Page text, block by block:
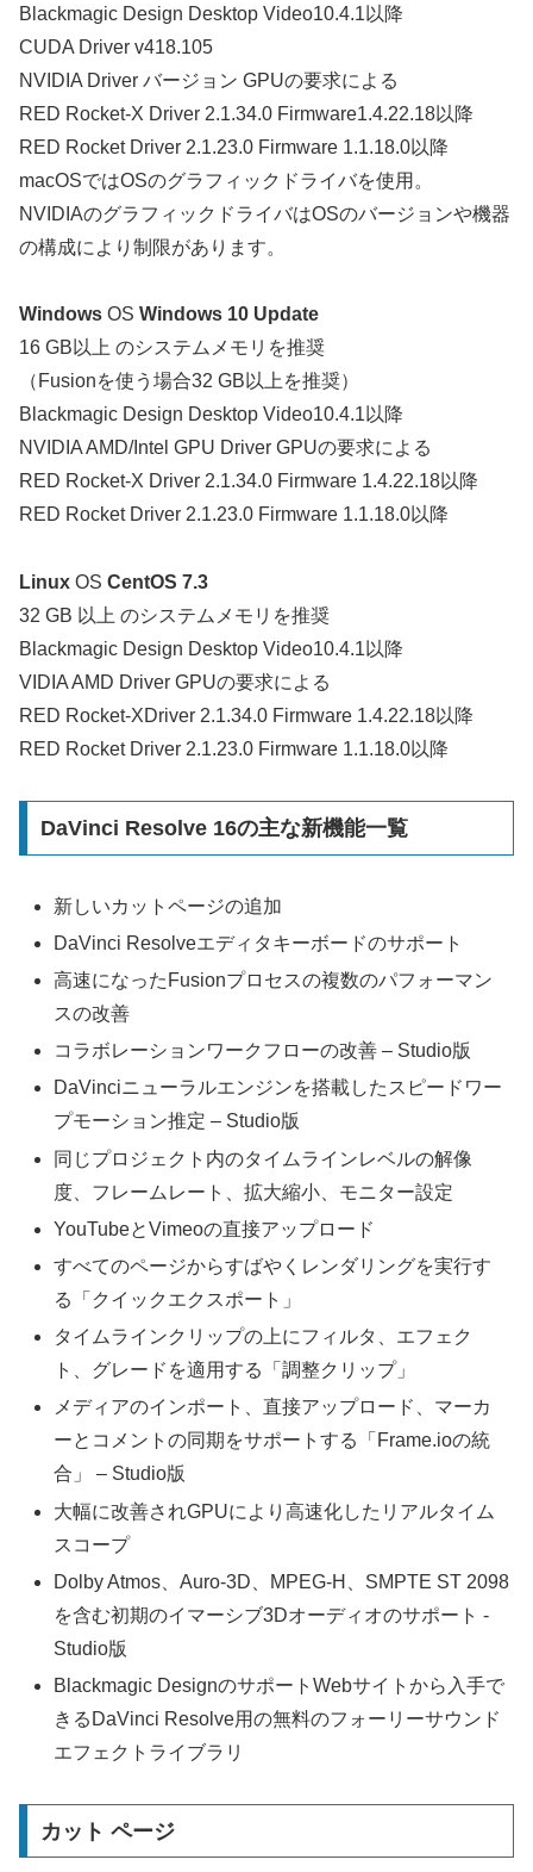
Blackmagic Design Desktop Video10.4.1以降
CUDA Driver v418.105
NVIDIA Driver バージョン GPUの要求による
RED Rocket-X Driver 2.1.34.0 Firmware1.4.22.18以降
RED Rocket Driver 2.1.23.0 Firmware 1.1.18.0以降
macOSではOSのグラフィックドライバを使用。
NVIDIAのグラフィックドライバはOSのバージョンや機器
の構成により制限があります。
Windows OS Windows 10 Update
16 GB以上 のシステムメモリを推奨
（Fusionを使う場合32 GB以上を推奨）
Blackmagic Design Desktop Video10.4.1以降
NVIDIA AMD/Intel GPU Driver GPUの要求による
RED Rocket-X Driver 2.1.34.0 Firmware 1.4.22.18以降
RED Rocket Driver 2.1.23.0 Firmware 1.1.18.0以降
Linux OS CentOS 7.3
32 GB 以上 のシステムメモリを推奨
Blackmagic Design Desktop Video10.4.1以降
VIDIA AMD Driver GPUの要求による
RED Rocket-XDriver 2.1.34.0 Firmware 1.4.22.18以降
RED Rocket Driver 2.1.23.0 Firmware 1.1.18.0以降
DaVinci Resolve 16の主な新機能一覧
新しいカットページの追加
DaVinci Resolveエディタキーボードのサポート
高速になったFusionプロセスの複数のパフォーマン
スの改善
コラボレーションワークフローの改善 – Studio版
DaVinciニューラルエンジンを搭載したスピードワー
プモーション推定 – Studio版
同じプロジェクト内のタイムラインレベルの解像
度、フレームレート、拡大縮小、モニター設定
YouTubeとVimeoの直接アップロード
すべてのページからすばやくレンダリングを実行す
る「クイックエクスポート」
タイムラインクリップの上にフィルタ、エフェク
ト、グレードを適用する「調整クリップ」
メディアのインポート、直接アップロード、マーカ
ーとコメントの同期をサポートする「Frame.ioの統
合」 – Studio版
大幅に改善されGPUにより高速化したリアルタイム
スコープ
Dolby Atmos、Auro-3D、MPEG-H、SMPTE ST 2098
を含む初期のイマーシブ3Dオーディオのサポート -
Studio版
Blackmagic DesignのサポートWebサイトから入手で
きるDaVinci Resolve用の無料のフォーリーサウンド
エフェクトライブラリ
カット ページ